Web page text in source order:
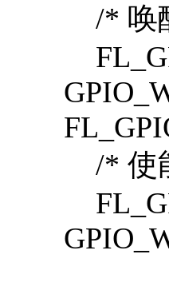
/* 唤
/* 使